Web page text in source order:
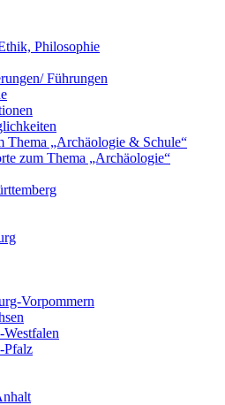
Philosophie
Führungen
Thema „Archäologie & Schule“
zum Thema „Archäologie“
Vorpommern
Pfalz